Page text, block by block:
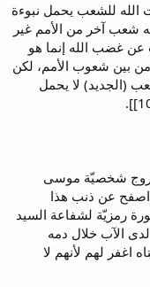
الله للشعب يحمل نبوءة
شعب آخر من الأمم غير
عن غضب الله إنما هو
بين شعوب الأمم، لكن
(الجديد) لا يحمل
شخصيّة موسى
عن ذنب هذا
[13]. إنها صورة رمزيّة لشفاعة السيد
الآب خلال دمه
اغفر لهم لأنهم لا